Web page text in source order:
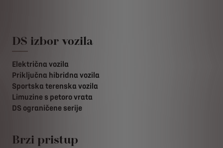
DS izbor vozila
Električna vozila
Priključna hibridna vozila
Sportska terenska vozila
Limuzine s petoro vrata
DS ograničene serije
Brzi pristup